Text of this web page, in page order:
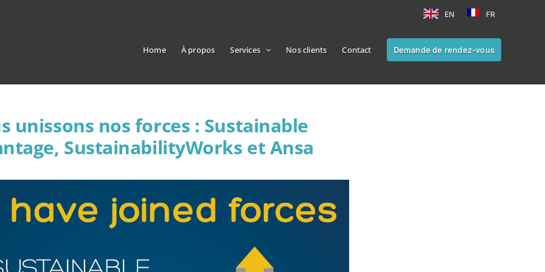
EN FR
Home À propos Services Nos clients Contact Demande de rendez-vous
unissons nos forces : Sustainable
SustainabilityWorks et Ansa